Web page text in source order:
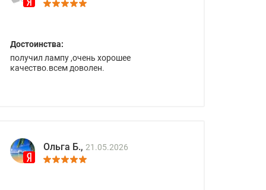
Достоинства:
получил лампу ,очень хорошее
качество.всем доволен.
Ольга Б., 21.05.2026